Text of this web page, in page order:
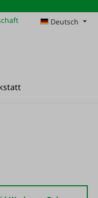
Deutsch
auf dem